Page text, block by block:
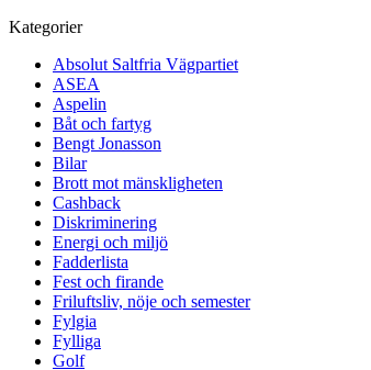
Kategorier
Absolut Saltfria Vägpartiet
ASEA
Aspelin
Båt och fartyg
Bengt Jonasson
Bilar
Brott mot mänskligheten
Cashback
Diskriminering
Energi och miljö
Fadderlista
Fest och firande
Friluftsliv, nöje och semester
Fylgia
Fylliga
Golf